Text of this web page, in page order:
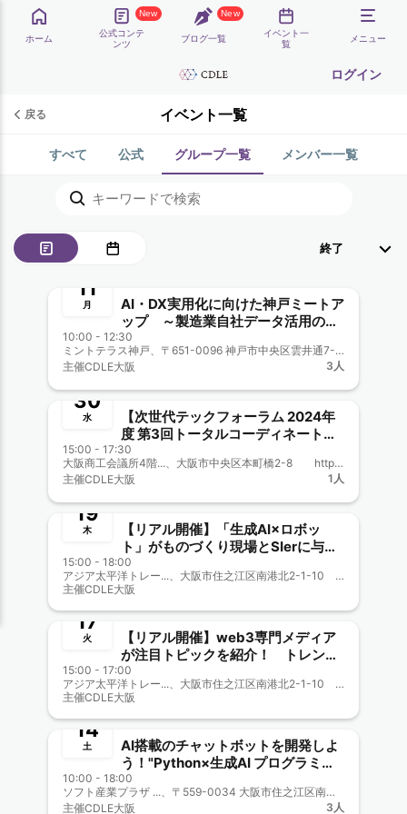
ホーム
New
公式コンテ
ンツ
New
ブログ一覧
イベント一
覧
メニュー
ログイン
戻る イベント一覧
すべて 公式 グループ一覧 メンバー一覧
11
月
AI・DX実用化に向けた神戸ミートア
ップ ～製造業自社データ活用の基
礎から実用まで～ 兼CDLE大阪
Meetup#35
10:00 - 12:30
ミントテラス神戸、〒651-0096 神戸市中央区雲井通7-1-1 ミント神戸17F
主催CDLE大阪 3人
終了
30
水
【次世代テックフォーラム 2024年
度 第3回トータルコーディネート会
議(大阪商工会議所主催) 兼CDLE
大阪Meetup#34】
15:00 - 17:30
大阪商工会議所4階...、大阪市中央区本町橋2-8 https://www.osaka.cci.or.jp/access/access_cci.html
主催CDLE大阪 1人
終了
19
木
【リアル開催】「生成AI×ロボッ
ト」がものづくり現場とSIerに与え
る変革 TEQS様相乗り企画 CDLE
大阪Meetup#33
15:00 - 18:00
アジア太平洋トレー...、大阪市住之江区南港北2-1-10 アジア太平洋トレードセンター（ATC）内 ITM棟6階
主催CDLE大阪
終了
17
火
【リアル開催】web3専門メディア
が注目トピックを紹介！ トレンド
から見えるビジネスのツボ TEQS
様相乗り企画 CDLE大阪
Meetup#32
15:00 - 17:00
アジア太平洋トレー...、大阪市住之江区南港北2-1-10 アジア太平洋トレードセンター（ATC）内 ITM棟6階
主催CDLE大阪
終了
14
土
AI搭載のチャットボットを開発しよ
う！"Python×生成AI プログラミン
グ実践講座"のご案内
10:00 - 18:00
ソフト産業プラザ ...、〒559-0034 大阪市住之江区南港北2-1-10 ATCビルITM棟 6階
主催CDLE大阪 3人
終了